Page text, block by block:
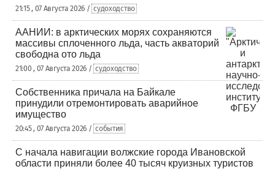
21:15 , 07 Августа 2026 / судоходство
ААНИИ: в арктических морях сохраняются
массивы сплоченного льда, часть акваторий
свободна ото льда
21:00 , 07 Августа 2026 / судоходство
Собственника причала на Байкале
принудили отремонтировать аварийное
имущество
20:45 , 07 Августа 2026 / события
С начала навигации волжские города Ивановской
области приняли более 40 тысяч круизных туристов